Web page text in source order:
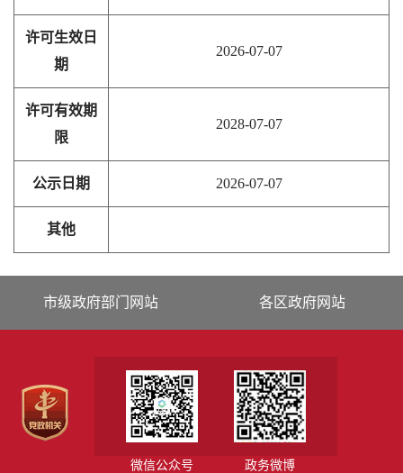
许可生效日
期
2026-07-07
许可有效期
限
2028-07-07
公示日期 2026-07-07
其他
市级政府部门网站 各区政府网站
微信公众号 政务微博